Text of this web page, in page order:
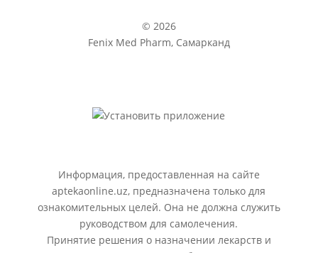
© 2026
Fenix Med Pharm, Самарканд
Информация, предоставленная на сайте
aptekaonline.uz, предназначена только для
ознакомительных целей. Она не должна служить
руководством для самолечения.
Принятие решения о назначении лекарств и